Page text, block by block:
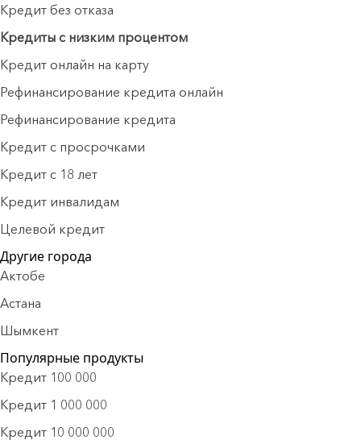
Кредит без отказа
Кредиты с низким процентом
Кредит онлайн на карту
Рефинансирование кредита онлайн
Рефинансирование кредита
Кредит с просрочками
Кредит с 18 лет
Кредит инвалидам
Целевой кредит
Другие города
Актобе
Астана
Шымкент
Популярные продукты
Кредит 100 000
Кредит 1 000 000
Кредит 10 000 000